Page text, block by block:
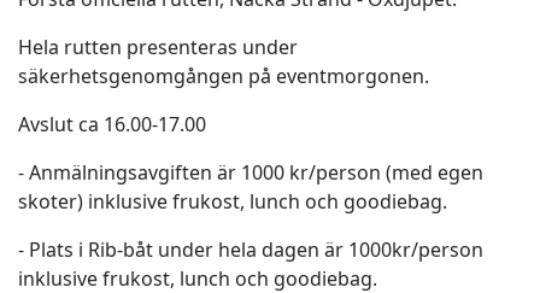
Hela rutten presenteras under
säkerhetsgenomgången på eventmorgonen.
Avslut ca 16.00-17.00
- Anmälningsavgiften är 1000 kr/person (med egen
skoter) inklusive frukost, lunch och goodiebag.
- Plats i Rib-båt under hela dagen är 1000kr/person
inklusive frukost, lunch och goodiebag.